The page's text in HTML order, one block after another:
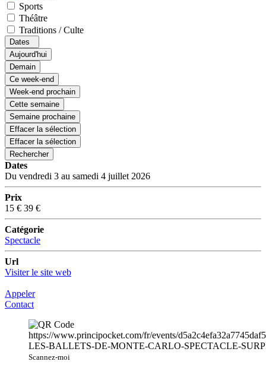
Sports
Théâtre
Traditions / Culte
Dates
Aujourd'hui
Demain
Ce week-end
Week-end prochain
Cette semaine
Semaine prochaine
Effacer la sélection
Effacer la sélection
Rechercher
Dates
Du vendredi 3 au samedi 4 juillet 2026
Prix
15 € 39 €
Catégorie
Spectacle
Url
Visiter le site web
Appeler
Contact
Scannez-moi